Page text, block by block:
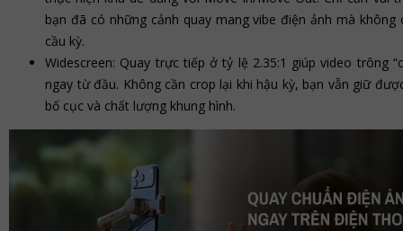
bạn đã có những cảnh quay mang vibe điện ảnh mà không
cầu kỳ.
Widescreen: Quay trực tiếp ở tỷ lệ 2.35:1 giúp video trông
ngay từ đầu. Không cần crop lại khi hậu kỳ, bạn vẫn giữ
bố cục và chất lượng khung hình.